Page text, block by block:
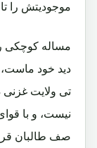
موجودیتش را
مساله کوچکی
دید خود
تی ولایت غزنی
نیست، و با
صف طالبان